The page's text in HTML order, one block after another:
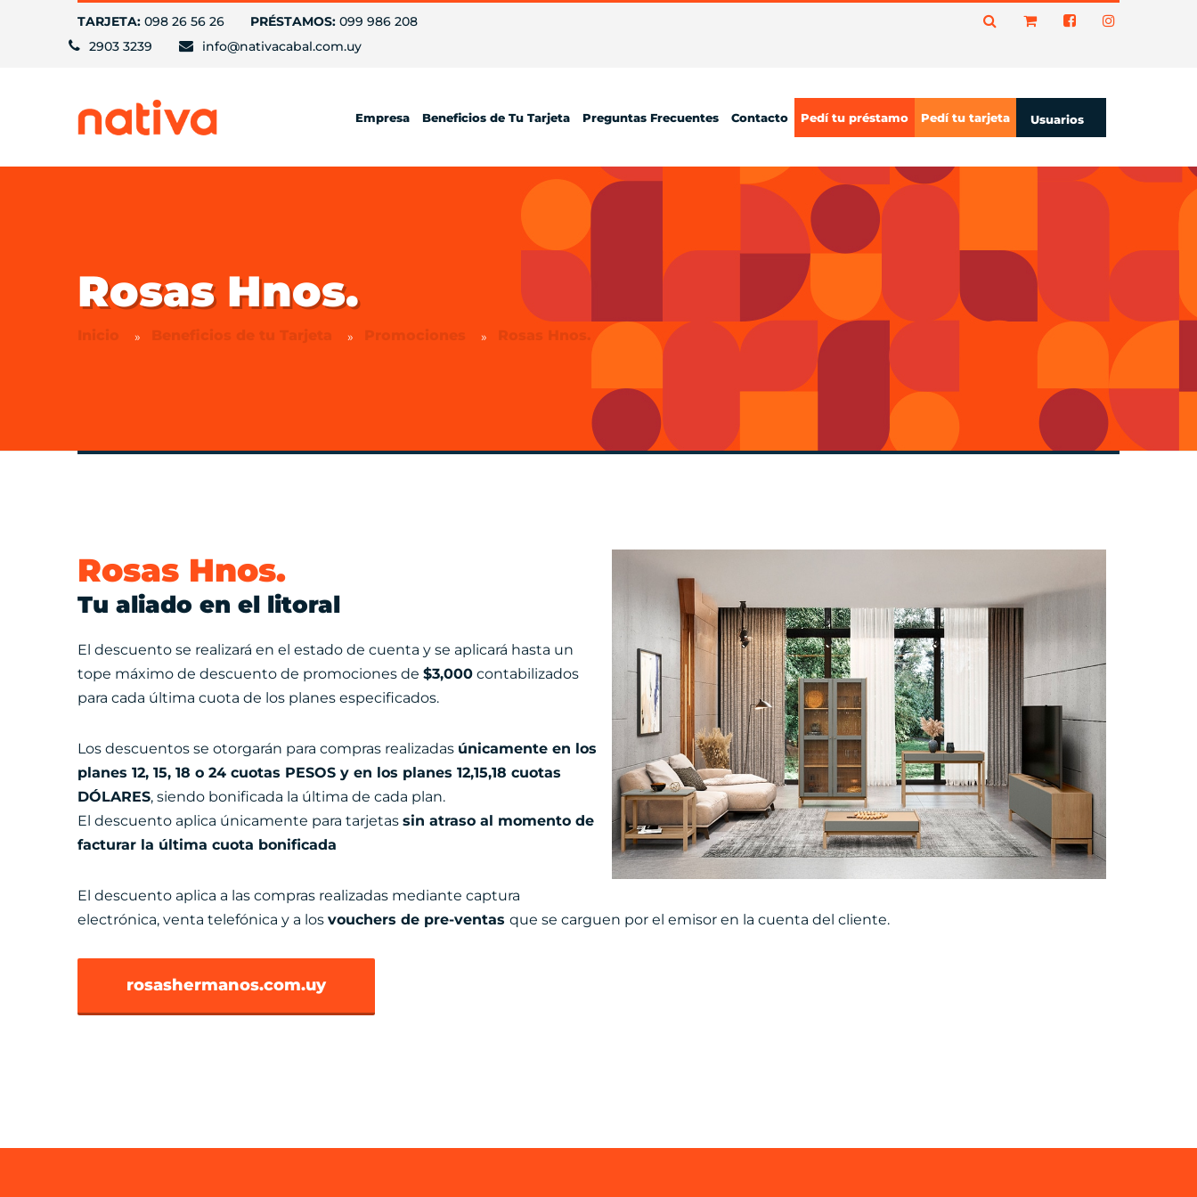
TARJETA: 098 26 56 26 PRÉSTAMOS: 099 986 208
2903 3239
info@nativacabal.com.uy
Empresa Beneficios de Tu Tarjeta Preguntas Frecuentes Contacto Pedí tu préstamo Pedí tu tarjeta Usuarios
Rosas Hnos.
Inicio Beneficios de tu Tarjeta Promociones Rosas Hnos.
Rosas Hnos.
Tu aliado en el litoral
El descuento se realizará en el estado de cuenta y se aplicará hasta un
tope máximo de descuento de promociones de $3,000 contabilizados
para cada última cuota de los planes especificados.
Los descuentos se otorgarán para compras realizadas únicamente en los
planes 12, 15, 18 o 24 cuotas PESOS y en los planes 12,15,18 cuotas
DÓLARES, siendo bonificada la última de cada plan.
El descuento aplica únicamente para tarjetas sin atraso al momento de
facturar la última cuota bonificada
El descuento aplica a las compras realizadas mediante captura
electrónica, venta telefónica y a los vouchers de pre-ventas que se carguen por el emisor en la cuenta del cliente.
rosashermanos.com.uy